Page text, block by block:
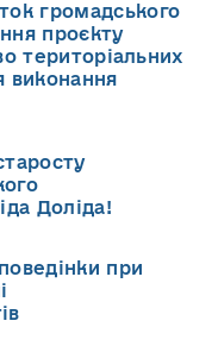
громадського
проєкту
територіальних
виконання
Доліда!
при